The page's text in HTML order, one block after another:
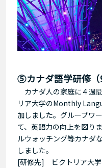
⑤カナダ語学研修（
カナダ人の家庭に４週
リア大学のMonthly
加しました。グループワ
て、英語力の向上を図り
ルウォッチング等カナダ
しました。
[研修先] ビクトリア大